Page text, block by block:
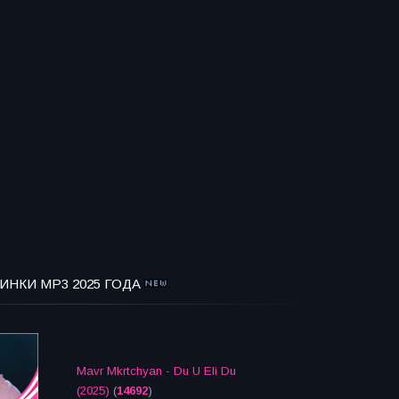
MP3 2025 ГОДА
Mavr Mkrtchyan - Du U Eli Du
(2025) (14692)